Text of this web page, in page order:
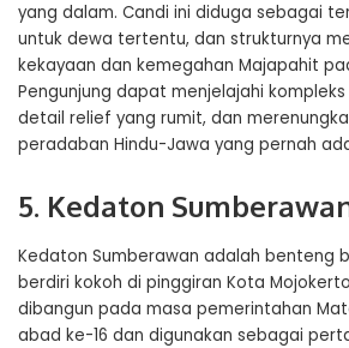
yang dalam. Candi ini diduga sebagai
untuk dewa tertentu, dan strukturnya
kekayaan dan kemegahan Majapahit
Pengunjung dapat menjelajahi
detail relief yang rumit, dan
peradaban Hindu-Jawa yang pernah
5. Kedaton
Kedaton Sumberawan adalah benteng
berdiri kokoh di pinggiran Kota
dibangun pada masa pemerintahan
abad ke-16 dan digunakan sebagai